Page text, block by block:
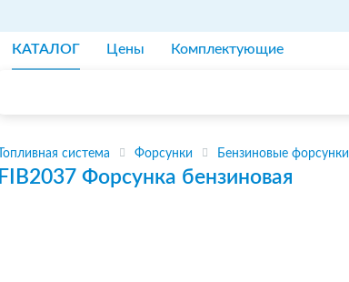
КАТАЛОГ Цены Комплектующие
Топливная система Форсунки Бензиновые форсунки
FIB2037 Форсунка бензиновая